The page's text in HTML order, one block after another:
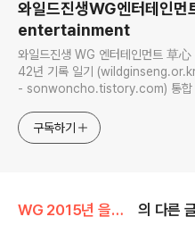
와일드진생WG엔터테인먼
entertainment
와일드진생 WG 엔터테인먼트 草心
42년 기록 일기 (wildginseng.or.kr -
- sonwoncho.tistory.com) 통합
구독하기
WG 2015년 을미년 기록 의 다른